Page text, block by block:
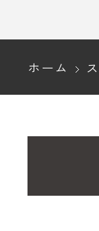
ホーム